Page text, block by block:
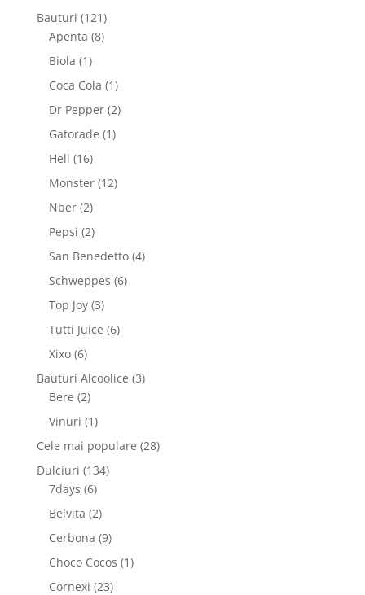
Bauturi 121121
de
Apenta 88
Biola 11
produs
Coca Cola 11
produs
Dr Pepper 22
Gatorade 11
Hell 1616
produse
Monster 1212
Nber 22
produse
Pepsi 22
produse
San Benedetto 44
Schweppes 66
Top Joy 33
produse
Tutti Juice 66
Xixo 66
produse
Bauturi Alcoolice 33
Bere 22
produse
Vinuri 11
produs
Cele mai populare 2828
Dulciuri 134134
7days 66
produse
Belvita 22
produse
Cerbona 99
produse
Choco Cocos 11
Cornexi 2323